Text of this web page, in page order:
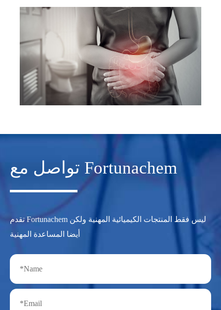
تواصل مع Fortunachem
تقدم Fortunachem ليس فقط المنتجات الكيميائية المهنية ولكن
أيضا المساعدة المهنية